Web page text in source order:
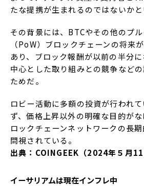
たな提携が生まれるのではないかと
その背景には、BTCやその他のプ
（PoW）ブロックチェーンの将来
あり、ブロック報酬が以前の半分
中心とした取り組みとの競争など
ためだ。
ロビー活動に多額の投資が行われ
ず、価格上昇以外の明確な目的が
ロックチェーンネットワークの長
問視されている。
出典：COINGEEK（2024年５月11
イーサリアムは現在インフレ中